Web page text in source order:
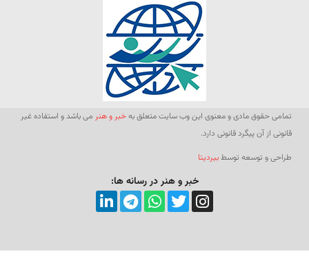
تمامی حقوق مادی و معنوی این وب سایت متعلق بهخبر و هنر می باشد و استفاده غیر
قانونی از آن پیگرد قانونی دارد.
طراحی و توسعه توسطبیردیتا
خبر و هنر در رسانه ها: